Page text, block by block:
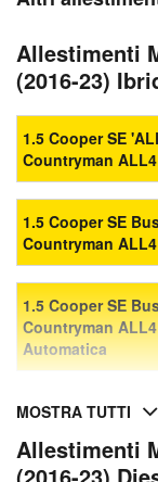
Allestimenti
(2016-23)
1.5 Cooper SE
Countryman ALL4
1.5 Cooper SE
Countryman ALL4
1.5 Cooper SE
Countryman ALL4
Automatica
MOSTRA TUTTI
Allestimenti